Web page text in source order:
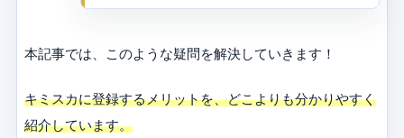
本記事では、このような疑問を解決していきます！
キミスカに登録するメリットを、どこよりも分かりやすく
紹介しています。